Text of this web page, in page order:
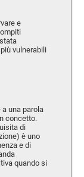
e
vulnerabili
una parola
concetto.
di
è uno
e di
quando si